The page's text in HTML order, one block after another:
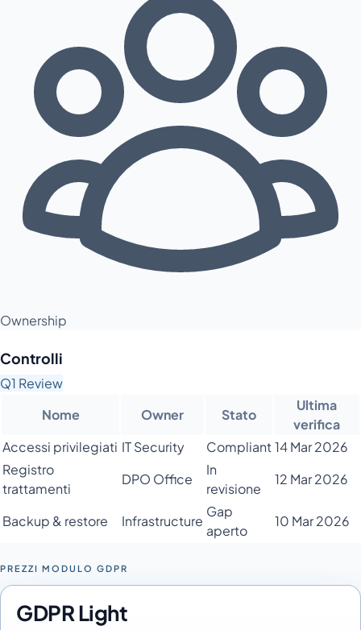
Ownership
Controlli
Q1 Review
Nome
Owner Stato
Ultima
verifica
Accessi privilegiati IT Security Compliant14 Mar 2026
Registro
trattamenti
DPO Office
In
revisione
12 Mar 2026
Backup & restore Infrastructure
Gap
aperto
10 Mar 2026
PREZZI MODULO GDPR
GDPR Light